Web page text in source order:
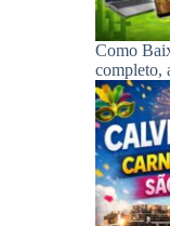
Como
completo,